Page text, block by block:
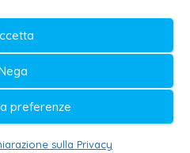
preferenze
sulla Privacy
2020 Registro della
di Lecce
responsabile:
Masciullo
registrato dal Ministero
Imprese